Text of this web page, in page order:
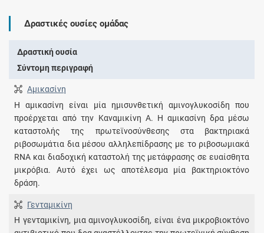
Δραστικές ουσίες ομάδας
Δραστική ουσία
Σύντομη περιγραφή
Αμικασίνη
Η αμικασίνη είναι μία ημισυνθετική αμινογλυκοσίδη που
προέρχεται από την Καναμικίνη Α. Η αμικασίνη δρα μέσω
καταστολής της πρωτεϊνοσύνθεσης στα βακτηριακά
ριβοσωμάτια δια μέσου αλληλεπίδρασης με το ριβοσωμιακά
RNA και διαδοχική καταστολή της μετάφρασης σε ευαίσθητα
μικρόβια. Αυτό έχει ως αποτέλεσμα μία βακτηριοκτόνο
δράση.
Γενταμικίνη
Η γενταμικίνη, μια αμινογλυκοσίδη, είναι ένα μικροβιοκτόνο